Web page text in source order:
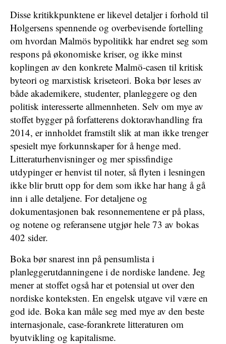
Disse kritikkpunktene er likevel detaljer i forhold til
Holgersens spennende og overbevisende fortelling
om hvordan Malmös bypolitikk har endret seg som
respons på økonomiske kriser, og ikke minst
koplingen av den konkrete Malmö-casen til kritisk
byteori og marxistisk kriseteori. Boka bør leses av
både akademikere, studenter, planleggere og den
politisk interesserte allmennheten. Selv om mye av
stoffet bygger på forfatterens doktoravhandling fra
2014, er innholdet framstilt slik at man ikke trenger
spesielt mye forkunnskaper for å henge med.
Litteraturhenvisninger og mer spissfindige
utdypinger er henvist til noter, så flyten i lesningen
ikke blir brutt opp for dem som ikke har hang å gå
inn i alle detaljene. For detaljene og
dokumentasjonen bak resonnementene er på plass,
og notene og referansene utgjør hele 73 av bokas
402 sider.
Boka bør snarest inn på pensumlista i
planleggerutdanningene i de nordiske landene. Jeg
mener at stoffet også har et potensial ut over den
nordiske konteksten. En engelsk utgave vil være en
god ide. Boka kan måle seg med mye av den beste
internasjonale, case-forankrete litteraturen om
byutvikling og kapitalisme.